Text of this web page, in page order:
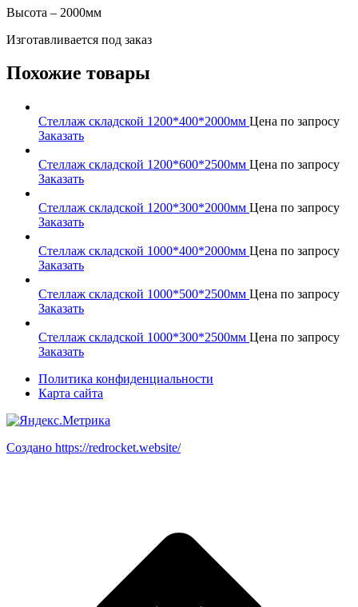
Высота – 2000мм
Изготавливается под заказ
Похожие товары
Стеллаж складской 1200*400*2000мм Цена по запросу
Заказать
Стеллаж складской 1200*600*2500мм Цена по запросу
Заказать
Стеллаж складской 1200*300*2000мм Цена по запросу
Заказать
Стеллаж складской 1000*400*2000мм Цена по запросу
Заказать
Стеллаж складской 1000*500*2500мм Цена по запросу
Заказать
Стеллаж складской 1000*300*2500мм Цена по запросу
Заказать
Политика конфиденциальности
Карта сайта
Создано https://redrocket.website/